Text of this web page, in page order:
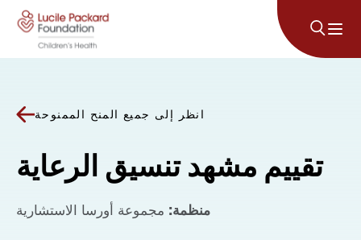
انتقل إلى المحتوى
انظر إلى جميع المنح الممنوحة
تقييم مشهد تنسيق الرعاية
منظمة: مجموعة أورسا الاستشارية